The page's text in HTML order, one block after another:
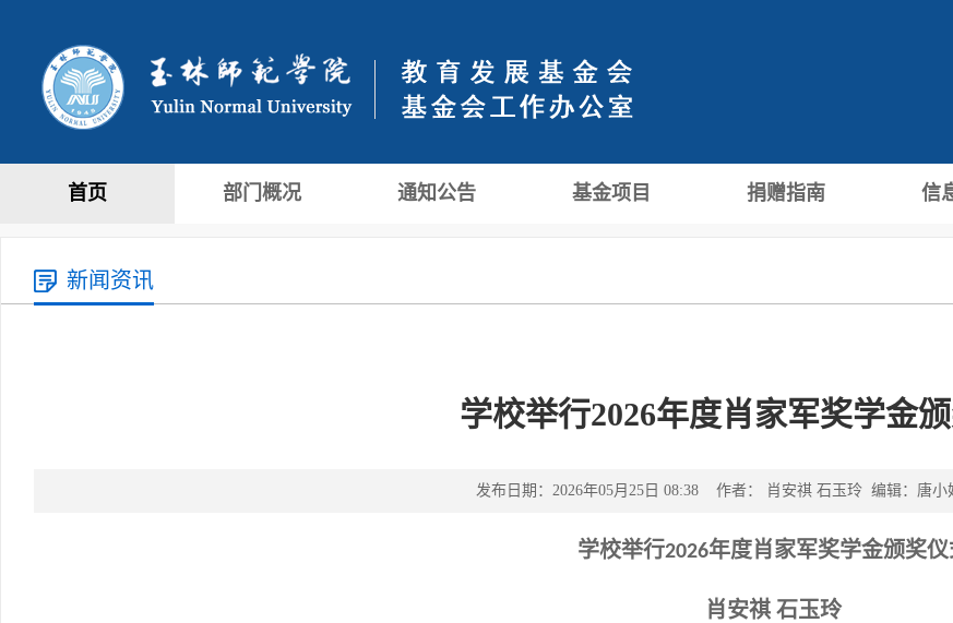
首页 部门概况 通知公告 基金项目 捐赠指南 信
新闻资讯
学校举行2026年度肖家军奖学金
发布日期：2026年05月25日 08:38 作者： 肖安祺 石玉玲 编辑：唐小
学校举行2026年度肖家军奖学金颁奖仪
肖安祺 石玉玲